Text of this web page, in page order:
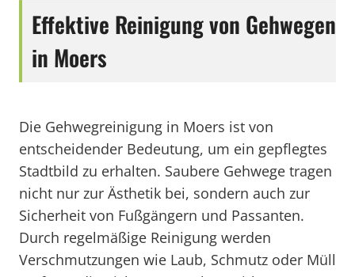
Effektive Reinigung von Gehwegen
in Moers
Die Gehwegreinigung in Moers ist von
entscheidender Bedeutung, um ein gepflegtes
Stadtbild zu erhalten. Saubere Gehwege tragen
nicht nur zur Ästhetik bei, sondern auch zur
Sicherheit von Fußgängern und Passanten.
Durch regelmäßige Reinigung werden
Verschmutzungen wie Laub, Schmutz oder Müll